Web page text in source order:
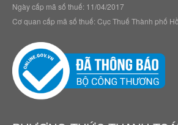
Ngày cấp mã số thuế: 11/04/2017
Cơ quan cấp mã số thuế: Cục Thuế Thành phố